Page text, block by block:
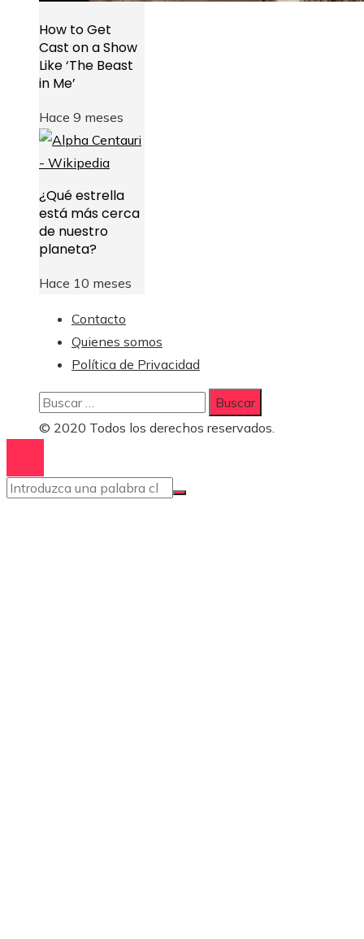
How to Get
Cast on a Show
Like ‘The Beast
in Me’
Hace 9 meses
¿Qué estrella
está más cerca
de nuestro
planeta?
Hace 10 meses
Contacto
Quienes somos
Política de Privacidad
Buscar:
© 2020 Todos los derechos reservados.